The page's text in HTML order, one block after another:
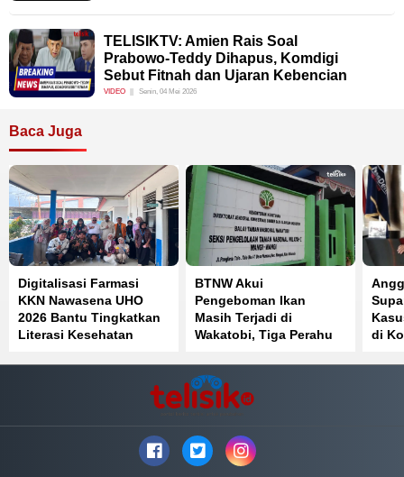
TELISIKTV: Amien Rais Soal
Prabowo-Teddy Dihapus, Komdigi
Sebut Fitnah dan Ujaran Kebencian
VIDEO Senin, 04 Mei 2026
Baca Juga
Digitalisasi Farmasi
KKN Nawasena UHO
2026 Bantu Tingkatkan
Literasi Kesehatan
Kendari
BTNW Akui
Pengeboman Ikan
Masih Terjadi di
Wakatobi, Tiga Perahu
di